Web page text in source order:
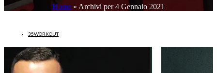
Home » Archivi per 4 Gennaio 2021
35WORKOUT